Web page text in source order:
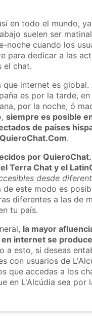
en todo el mundo,
suelen ser
noche cuando los
para dedicar a las
el chat.
que internet es global.
es por la tarde,
por la noche, ó
siempre es posible
de países
.
por
Terra Chat y el
desde
de este modo es
diferentes a las de
tu país.
la mayor
internet se
a esto, si deseas
con usuarios de
que accedas a los
en L'Alcúdia sea por